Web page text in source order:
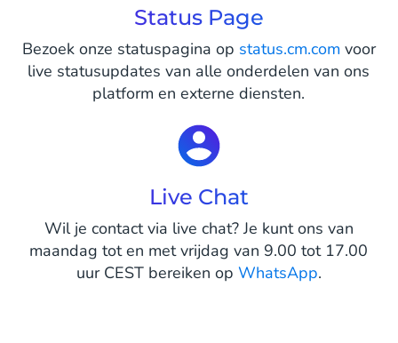
Status Page
Bezoek onze statuspagina op status.cm.com voor
live statusupdates van alle onderdelen van ons
platform en externe diensten.
Live Chat
Wil je contact via live chat? Je kunt ons van
maandag tot en met vrijdag van 9.00 tot 17.00
uur CEST bereiken op WhatsApp.